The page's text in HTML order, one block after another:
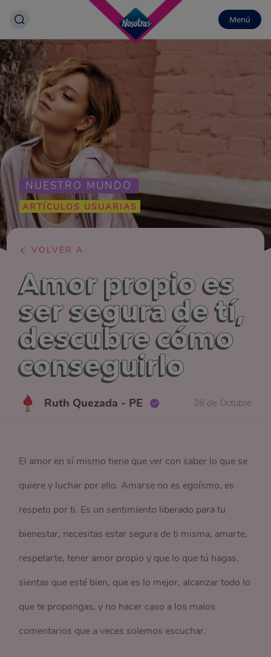
Menú
NUESTRO MUNDO
ARTÍCULOS USUARIAS
VOLVER A
Amor propio es
ser segura de tí,
descubre cómo
conseguirlo
Ruth Quezada - PE 26 de Octubre
El amor en sí mismo tiene que ver con saber lo que se
quiere y luchar por ello. Amarse no es egoísmo, es
respeto por ti. Es un sentimiento liberado para tu
bienestar, necesitas estar segura de ti misma, amarte,
respetarte, tener amor propio y que lo que tú hagas,
sientas que esté bien, que es lo mejor, alcanzar todo lo
que te propongas, y no hacer caso a los malos
comentarios que a veces solemos escuchar.